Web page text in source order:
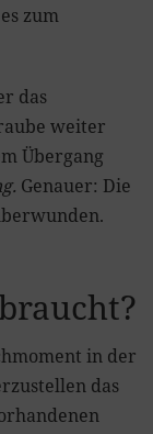
zum
das
weiter
Übergang
Genauer: Die
in der
das